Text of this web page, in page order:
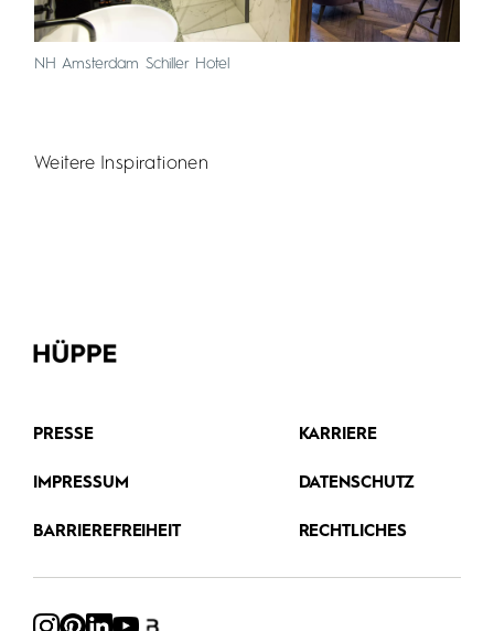
NH Amsterdam Schiller Hotel
Weitere Inspirationen
PRESSE KARRIERE
IMPRESSUM DATENSCHUTZ
BARRIEREFREIHEIT RECHTLICHES